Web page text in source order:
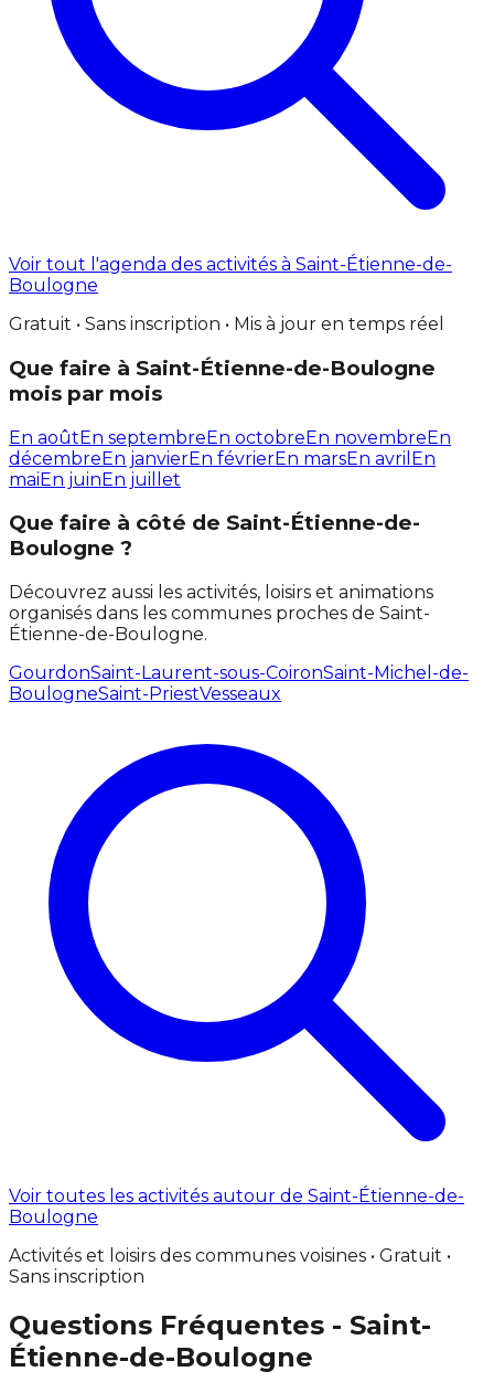
Voir tout l'agenda des activités à Saint-Étienne-de-
Boulogne
Gratuit • Sans inscription • Mis à jour en temps réel
Que faire à Saint-Étienne-de-Boulogne
mois par mois
En aoûtEn septembreEn octobreEn novembreEn
décembreEn janvierEn févrierEn marsEn avril En
maiEn juinEn juillet
Que faire à côté de Saint-Étienne-de-
Boulogne ?
Découvrez aussi les activités, loisirs et animations
organisés dans les communes proches de Saint-
Étienne-de-Boulogne.
GourdonSaint-Laurent-sous-CoironSaint-Michel-de-
BoulogneSaint-PriestVesseaux
Voir toutes les activités autour de Saint-Étienne-de-
Boulogne
Activités et loisirs des communes voisines • Gratuit •
Sans inscription
Questions Fréquentes - Saint-
Étienne-de-Boulogne